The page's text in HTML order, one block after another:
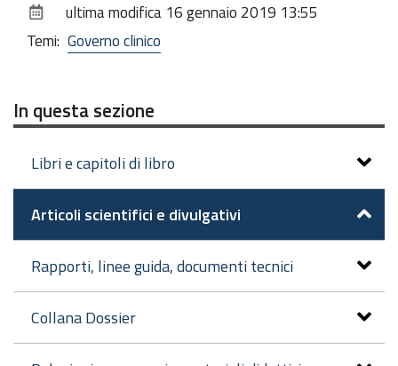
documentoultima modifica 16 gennaio 2019 13:55
Temi: Governo clinico
In questa sezione
Libri e capitoli di libro
Articoli scientifici e divulgativi
Rapporti, linee guida, documenti tecnici
Collana Dossier